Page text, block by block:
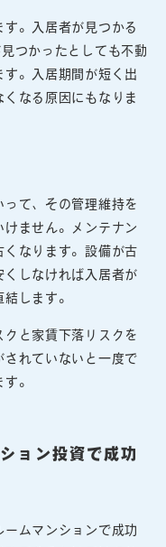
。入居者が見つかる
つかったとしても不動
。入居期間が短く出
なる原因にもなりま
て、その管理維持を
ません。メンテナン
くなります。設備が古
くしなければ入居者が
します。
クと家賃下落リスクを
れていないと一度で
。
ョン投資で成功
ムマンションで成功